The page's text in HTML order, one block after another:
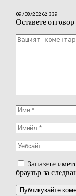
09/08/20262 339
Оставете отговор
Запазете
браузър за